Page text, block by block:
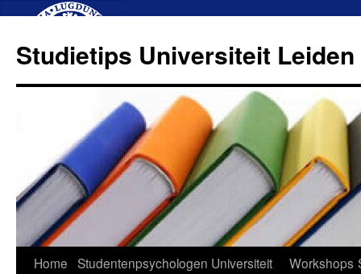
Studietips Universiteit Leiden
Skip
Home Studentenpsychologen Universiteit
Workshops